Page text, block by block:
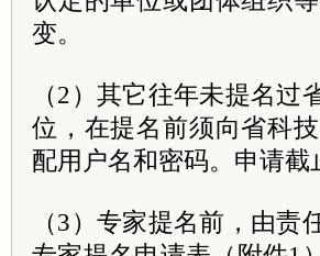
变。
（2）其它往年未提名
位，在提名前须向省科
配用户名和密码。申请截
（3）专家提名前，由